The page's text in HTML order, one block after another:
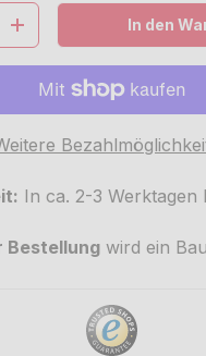
Menge erhöhenIn den
In ca. 2-3 Werktagen
Bestellung wird ein